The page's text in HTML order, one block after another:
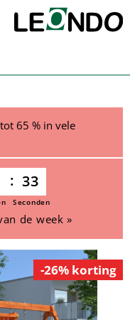
65 % in vele
33
Seconden
de week »
-26% korting